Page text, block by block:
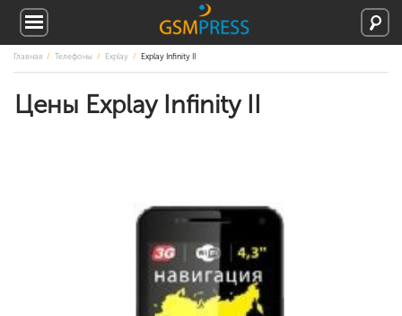
Главная Телефоны Explay Explay Infinity II
Цены Explay Infinity II